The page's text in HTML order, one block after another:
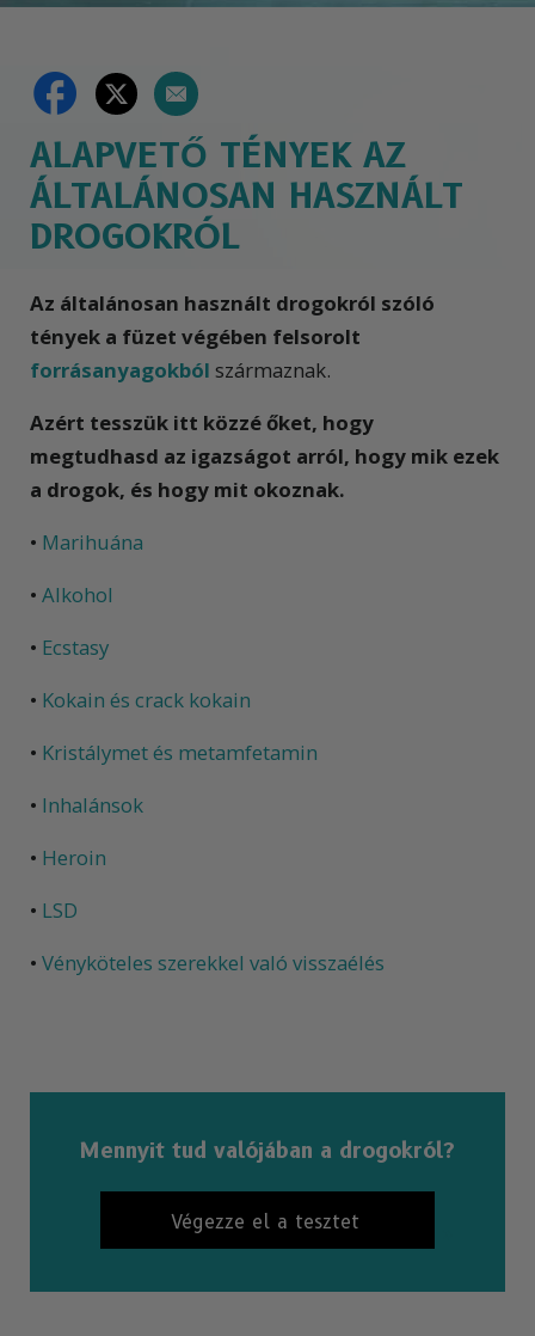
ALAPVETŐ TÉNYEK AZ
ÁLTALÁNOSAN HASZNÁLT
DROGOKRÓL
Az általánosan használt drogokról szóló
tények a füzet végében felsorolt
forrásanyagokból származnak.
Azért tesszük itt közzé őket, hogy
megtudhasd az igazságot arról, hogy mik ezek
a drogok, és hogy mit okoznak.
• Marihuána
• Alkohol
• Ecstasy
• Kokain és crack kokain
• Kristálymet és metamfetamin
• Inhalánsok
• Heroin
• LSD
• Vényköteles szerekkel való visszaélés
Mennyit tud valójában a drogokról?
Végezze el a tesztet